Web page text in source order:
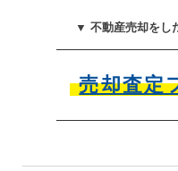
▼ 不動産売却をし
売却査定